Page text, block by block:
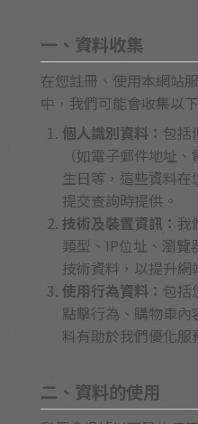
一、資料收集
在您註冊、使用本網站
中，我們可能會收集以
個人識別資料： 包括
（如電子郵件地址
生日等，這些資料
提交查詢時提供。
技術及裝置資訊： 我
類型、IP位址、瀏覽
技術資料，以提升網
使用行為資料： 包括
點擊行為、購物車
料有助於我們優化服
二、資料的使用